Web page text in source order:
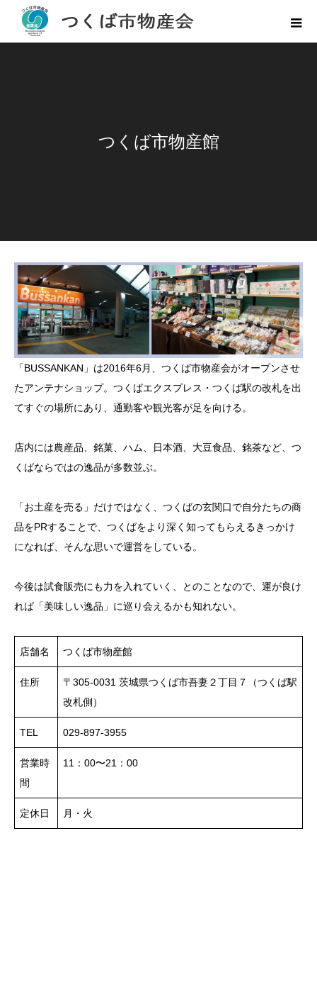
つくば市物産館
「BUSSANKAN」は2016年6月、つくば市物産会がオープンさせ
たアンテナショップ。つくばエクスプレス・つくば駅の改札を出
てすぐの場所にあり、通勤客や観光客が足を向ける。
店内には農産品、銘菓、ハム、日本酒、大豆食品、銘茶など、つ
くばならではの逸品が多数並ぶ。
「お土産を売る」だけではなく、つくばの玄関口で自分たちの商
品をPRすることで、つくばをより深く知ってもらえるきっかけ
になれば、そんな思いで運営をしている。
今後は試食販売にも力を入れていく、とのことなので、運が良け
れば「美味しい逸品」に巡り会えるかも知れない。
店舗名 つくば市物産館
住所
〒305-0031 茨城県つくば市吾妻２丁目７（つくば駅
改札側）
TEL 029-897-3955
営業時
間
11：00〜21：00
定休日 月・火